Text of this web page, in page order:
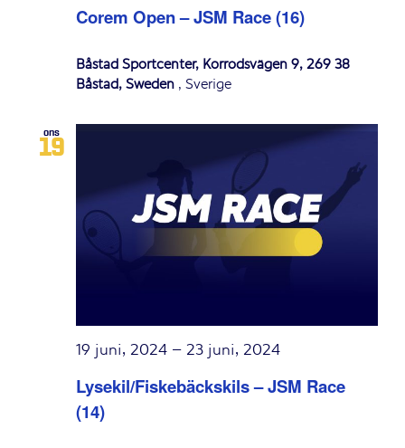
Corem Open – JSM Race (16)
Båstad Sportcenter, Korrödsvägen 9, 269 38
Båstad, Sweden , Sverige
ons
19
Lysekil/Fiskebäckskils – JSM Race
(14)
19 juni, 2024 – 23 juni, 2024